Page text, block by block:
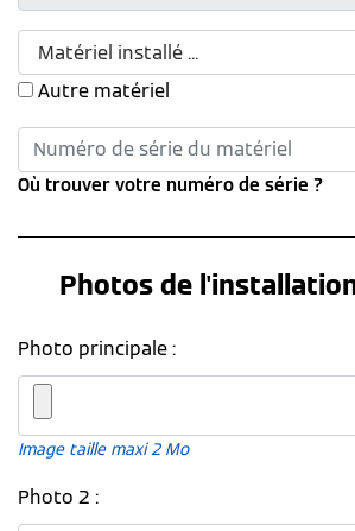
Autre matériel
Où trouver votre numéro de série ?
Photos de
Photo principale :
Image taille maxi 2 Mo
Photo 2 :